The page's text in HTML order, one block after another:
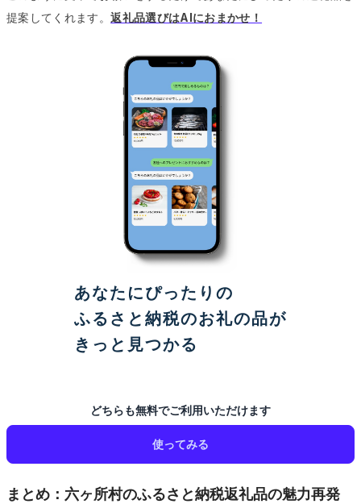
提案してくれます。返礼品選びはAIにおまかせ！
あなたにぴったりの
ふるさと納税のお礼の品が
きっと見つかる
どちらも無料でご利用いただけます
使ってみる
まとめ：六ヶ所村のふるさと納税返礼品の魅力再発